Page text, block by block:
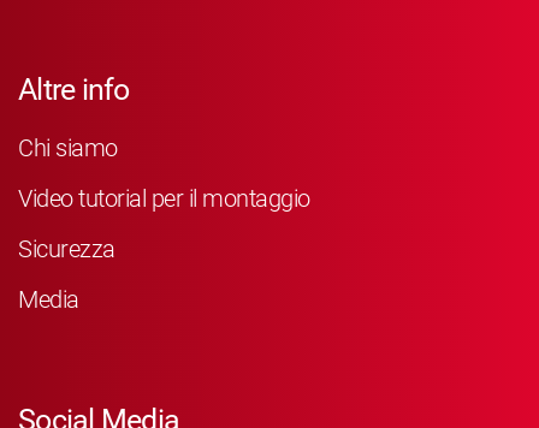
Altre info
Chi siamo
Video tutorial per il montaggio
Sicurezza
Media
Social Media